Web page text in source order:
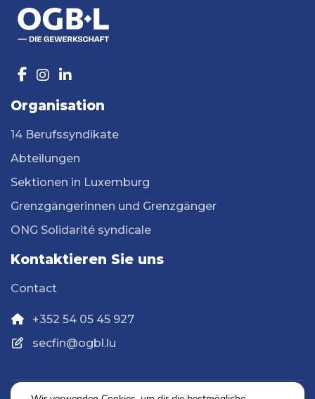
Organisation
14 Berufssyndikate
Abteilungen
Sektionen in Luxemburg
Grenzgängerinnen und Grenzgänger
ONG Solidarité syndicale
Kontaktieren Sie uns
Contact
+352 54 05 45 927
secfin@ogbl.lu